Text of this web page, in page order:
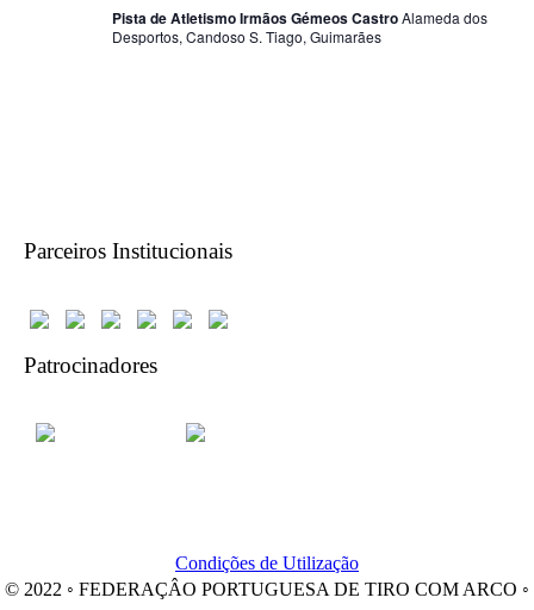
Pista de Atletismo Irmãos Gémeos CastroAlameda dos
Desportos, Candoso S. Tiago, Guimarães
Parceiros Institucionais
Patrocinadores
Condições de Utilização
© 2022 ◦ FEDERAÇÂO PORTUGUESA DE TIRO COM ARCO ◦